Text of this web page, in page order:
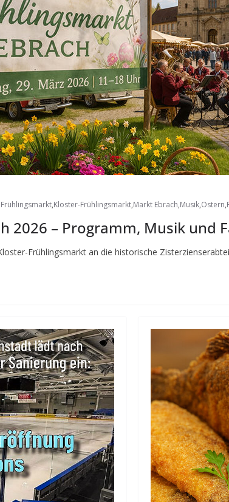
Frühlingsmarkt,Kloster-Frühlingsmarkt,Markt Ebrach,Musik,Ostern,
2026 – Programm, Musik und
Frühlingsmarkt an die historische